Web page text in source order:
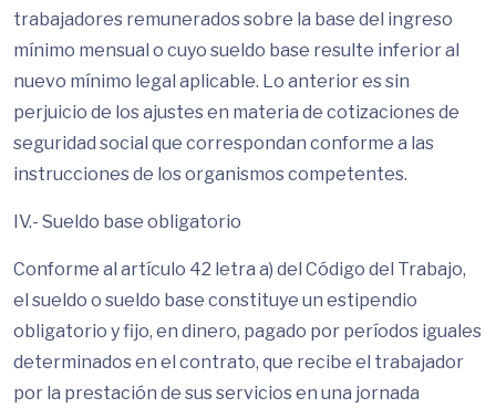
trabajadores remunerados sobre la base del ingreso
mínimo mensual o cuyo sueldo base resulte inferior al
nuevo mínimo legal aplicable. Lo anterior es sin
perjuicio de los ajustes en materia de cotizaciones de
seguridad social que correspondan conforme a las
instrucciones de los organismos competentes.
IV.- Sueldo base obligatorio
Conforme al artículo 42 letra a) del Código del Trabajo,
el sueldo o sueldo base constituye un estipendio
obligatorio y fijo, en dinero, pagado por períodos iguales
determinados en el contrato, que recibe el trabajador
por la prestación de sus servicios en una jornada